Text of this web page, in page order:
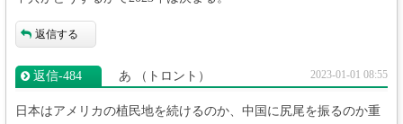
返信する
返信‐484 あ （トロント） 2023-01-01 08:55
日本はアメリカの植民地を続けるのか、中国に尻尾を振るのか重